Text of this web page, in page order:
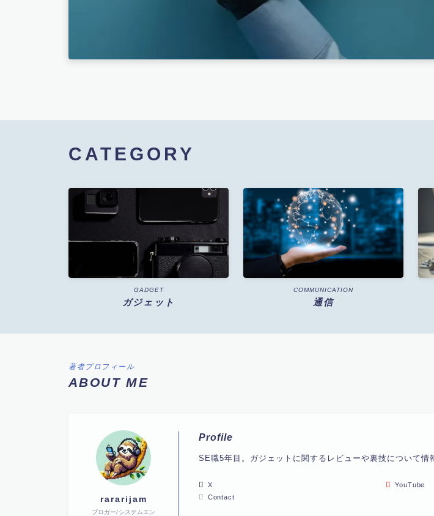
CATEGORY
GADGET
ガジェット
COMMUNICATION
通信
著者プロフィール
ABOUT ME
rararijam
ブロガー/システムエン
Profile
SE職5年目。ガジェットに関するレビューや裏技について
X
YouTube
Contact